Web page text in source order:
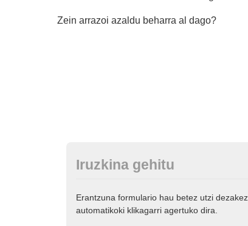
Zein arrazoi azaldu beharra al dago?
Iruzkina gehitu
Erantzuna formulario hau betez utzi
automatikoki klikagarri agertuko dira.